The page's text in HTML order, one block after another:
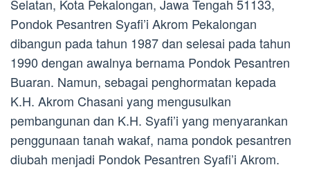
Selatan, Kota Pekalongan, Jawa Tengah 51133,
Pondok Pesantren Syafi’i Akrom Pekalongan
dibangun pada tahun 1987 dan selesai pada tahun
1990 dengan awalnya bernama Pondok Pesantren
Buaran. Namun, sebagai penghormatan kepada
K.H. Akrom Chasani yang mengusulkan
pembangunan dan K.H. Syafi’i yang menyarankan
penggunaan tanah wakaf, nama pondok pesantren
diubah menjadi Pondok Pesantren Syafi’i Akrom.